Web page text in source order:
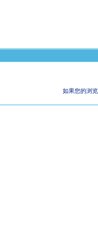
如果您的浏